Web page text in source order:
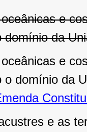
e
da
e
o domínio da
e as